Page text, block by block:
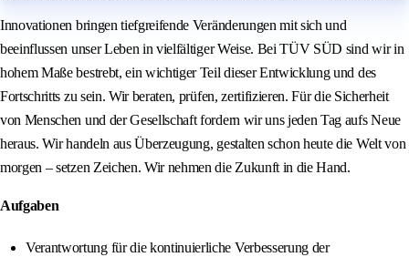
Innovationen bringen tiefgreifende Veränderungen mit sich und
beeinflussen unser Leben in vielfältiger Weise. Bei TÜV SÜD sind wir in
hohem Maße bestrebt, ein wichtiger Teil dieser Entwicklung und des
Fortschritts zu sein. Wir beraten, prüfen, zertifizieren. Für die Sicherheit
von Menschen und der Gesellschaft fordern wir uns jeden Tag aufs Neue
heraus. Wir handeln aus Überzeugung, gestalten schon heute die Welt von
morgen – setzen Zeichen. Wir nehmen die Zukunft in die Hand.
Aufgaben
Verantwortung für die kontinuierliche Verbesserung der